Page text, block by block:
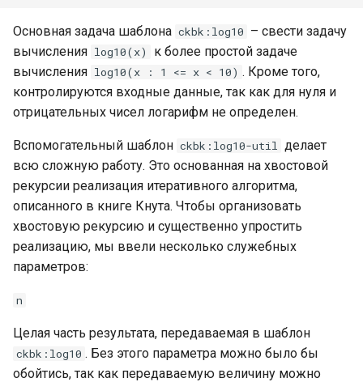
Основная задача шаблона ckbk:log10 – свести задачу
вычисления log10(x)
к более простой задаче
вычисления log10(x : 1 <= x < 10) . Кроме того,
контролируются входные данные, так как для нуля и
отрицательных чисел логарифм не определен.
Вспомогательный шаблон ckbk:log10-util делает
всю сложную работу. Это основанная на хвостовой
рекурсии реализация итеративного алгоритма,
описанного в книге Кнута. Чтобы организовать
хвостовую рекурсию и существенно упростить
реализацию, мы ввели несколько служебных
параметров:
n
Целая часть результата, передаваемая в шаблон
ckbk:log10 . Без этого параметра можно было бы
обойтись, так как передаваемую величину можно